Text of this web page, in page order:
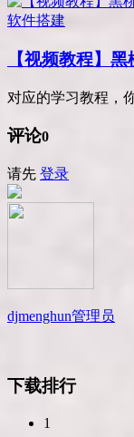
软件搭建
【视频教程】
对应的学习教程，
评论0
请先 登录
djmenghun管理员
下载排行
1